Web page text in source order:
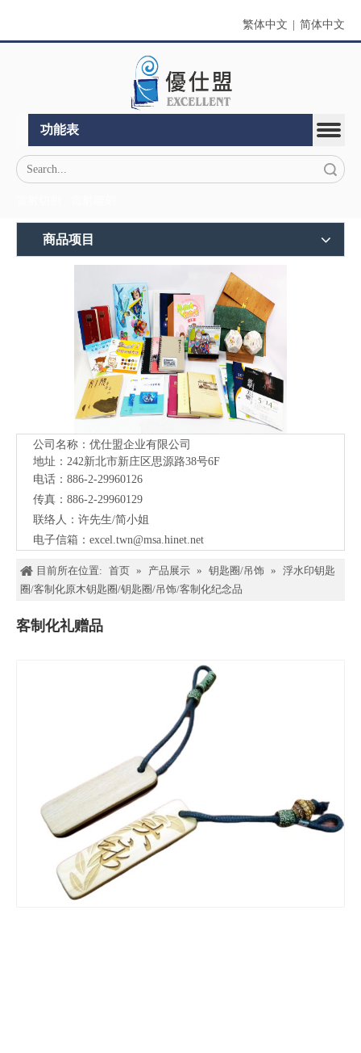
繁体中文 简体中文
功能表
商品项目
公司名称：优仕盟企业有限公司
地址：242新北市新庄区思源路38号6F
电话：886-2-29960126
传真：886-2-29960129
联络人：许先生/简小姐
电子信箱： excel.twn@msa.hinet.net
目前所在位置: 首页 » 产品展示 » 钥匙圈/吊饰 » 浮水印钥匙
圈/客制化原木钥匙圈/钥匙圈/吊饰/客制化纪念品
客制化礼赠品